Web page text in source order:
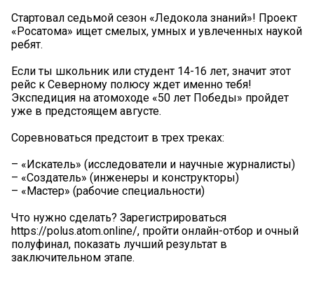
Стартовал седьмой сезон «Ледокола знаний»! Проект
«Росатома» ищет смелых, умных и увлеченных наукой
ребят.
Если ты школьник или студент 14-16 лет, значит этот
рейс к Северному полюсу ждет именно тебя!
Экспедиция на атомоходе «50 лет Победы» пройдет
уже в предстоящем августе.
Соревноваться предстоит в трех треках:
– «Искатель» (исследователи и научные журналисты)
– «Создатель» (инженеры и конструкторы)
– «Мастер» (рабочие специальности)
Что нужно сделать? Зарегистрироваться
https://polus.atom.online/, пройти онлайн-отбор и очный
полуфинал, показать лучший результат в
заключительном этапе.